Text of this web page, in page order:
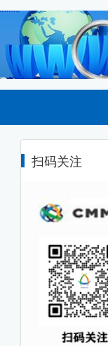
扫码关注